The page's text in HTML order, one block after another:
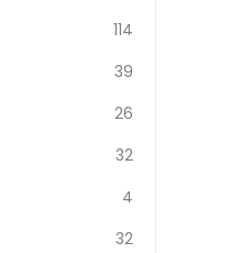
114
39
26
32
4
32